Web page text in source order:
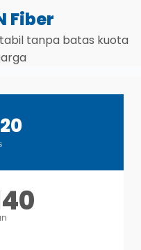
Fiber
tanpa batas kuota